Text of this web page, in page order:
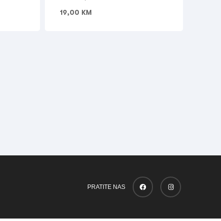
19,00 KM
PRATITE NAS